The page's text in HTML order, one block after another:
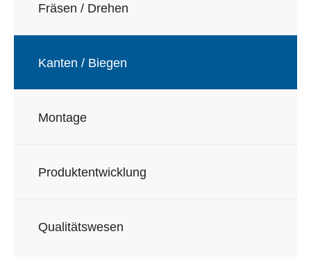
Fräsen / Drehen
Kanten / Biegen
Montage
Produktentwicklung
Qualitätswesen